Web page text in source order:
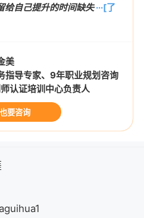
给自己提升的时间缺失 ···[了
美
指导专家、9年职业规划咨询
认证培训中心负责人
要咨询